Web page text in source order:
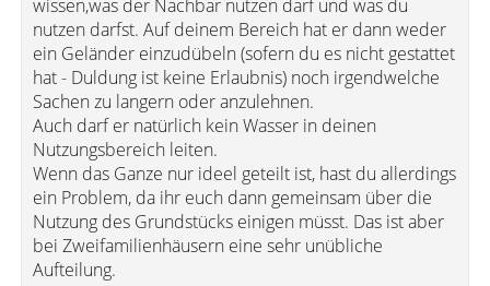
wissen,was der Nachbar nutzen darf und was du
nutzen darfst. Auf deinem Bereich hat er dann weder
ein Geländer einzudübeln (sofern du es nicht gestattet
hat - Duldung ist keine Erlaubnis) noch irgendwelche
Sachen zu langern oder anzulehnen.
Auch darf er natürlich kein Wasser in deinen
Nutzungsbereich leiten.
Wenn das Ganze nur ideel geteilt ist, hast du allerdings
ein Problem, da ihr euch dann gemeinsam über die
Nutzung des Grundstücks einigen müsst. Das ist aber
bei Zweifamilienhäusern eine sehr unübliche
Aufteilung.